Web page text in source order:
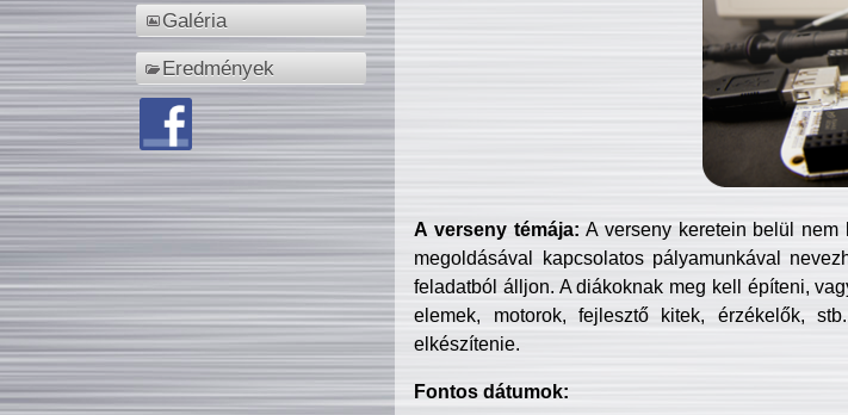
Galéria
Eredmények
A verseny témája: A verseny keretein belül
megoldásával kapcsolatos pályamunkával
feladatból álljon. A diákoknak meg kell építeni,
elemek, motorok, fejlesztő kitek, érzékelők,
elkészítenie.
Fontos dátumok: